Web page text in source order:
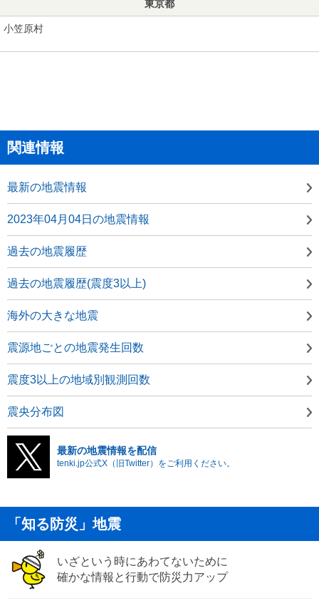
東京都
小笠原村
関連情報
最新の地震情報
2023年04月04日の地震情報
過去の地震履歴
過去の地震履歴(震度3以上)
海外の大きな地震
震源地ごとの地震発生回数
震度3以上の地域別観測回数
震央分布図
最新の地震情報を配信
tenki.jp公式X（旧Twitter）をご利用ください。
「知る防災」地震
いざという時にあわてないために
確かな情報と行動で防災力アップ